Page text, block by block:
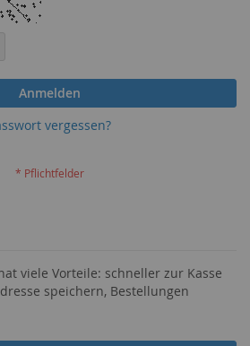
Anmelden
vergessen?
viele Vorteile: schneller zur Kasse
speichern, Bestellungen